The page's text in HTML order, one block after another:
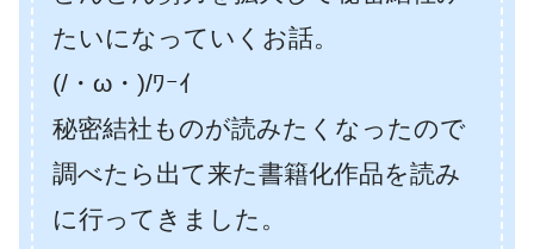
たいになっていくお話。
(/・ω・)/ﾜｰｲ
秘密結社ものが読みたくなったので
調べたら出て来た書籍化作品を読み
に行ってきました。